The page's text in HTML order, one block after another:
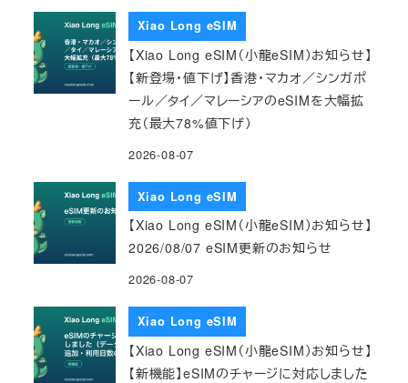
Xiao Long eSIM
【Xiao Long eSIM（小龍eSIM）お知らせ】
【新登場・値下げ】香港・マカオ／シンガポ
ール／タイ／マレーシアのeSIMを大幅拡
充（最大78%値下げ）
2026-08-07
Xiao Long eSIM
【Xiao Long eSIM（小龍eSIM）お知らせ】
2026/08/07 eSIM更新のお知らせ
2026-08-07
Xiao Long eSIM
【Xiao Long eSIM（小龍eSIM）お知らせ】
【新機能】eSIMのチャージに対応しました